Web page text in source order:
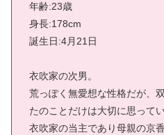
年齢:23歳
身長:178cm
誕生日:4月21日
衣吹家の次男。
荒っぽく無愛想な性格だが、
たのことだけは大切に思ってい
衣吹家の当主であり母親の京